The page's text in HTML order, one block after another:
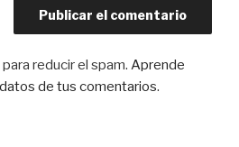
reducir el spam. Aprende
de tus comentarios.